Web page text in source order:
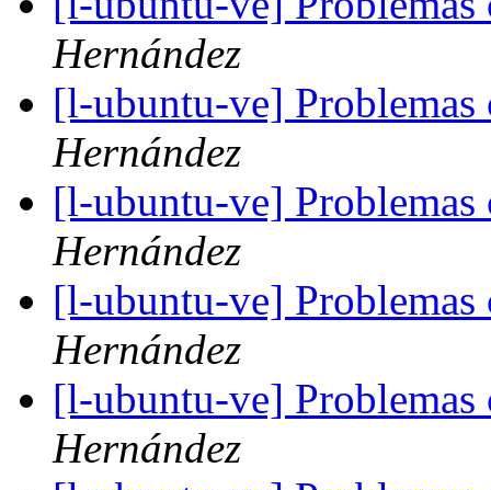
Hernández
[l-ubuntu-ve]
Hernández
[l-ubuntu-ve]
Hernández
[l-ubuntu-ve]
Hernández
[l-ubuntu-ve]
Hernández